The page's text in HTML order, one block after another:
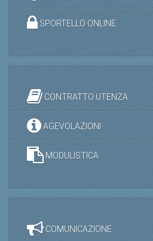
SPORTELLO ONLINE
CONTRATTO UTENZA
AGEVOLAZIONI
MODULISTICA
COMUNICAZIONE